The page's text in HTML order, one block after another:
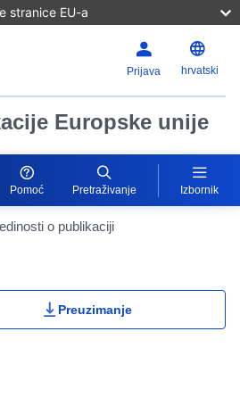
stranice EU-a
Prijava hrvatski
Europske unije
Pomoć Pretraživanje Izbornik
o publikaciji
Actions Portlet
Preuzimanje